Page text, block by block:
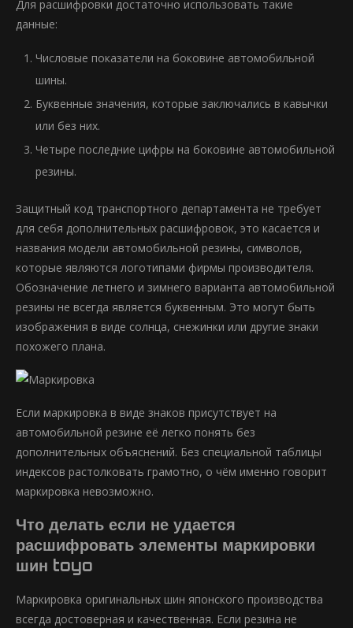
Для расшифровки достаточно использовать такие
данные:
Числовые показатели на боковине автомобильной
шины.
Буквенные значения, которые заключались в кавычки
или без них.
Четыре последние цифры на боковине автомобильной
резины.
Защитный код транспортного департамента не требует
для себя дополнительных расшифровок, это касается и
названия модели автомобильной резины, символов,
которые являются логотипами фирмы производителя.
Обозначение летнего и зимнего варианта автомобильной
резины не всегда является буквенным. Это могут быть
изображения в виде солнца, снежинки или другие знаки
похожего плана.
Если маркировка в виде знаков присутствует на
автомобильной резине её легко понять без
дополнительных объяснений. Без специальной таблицы
индексов растолковать грамотно, о чём именно говорит
маркировка невозможно.
Что делать если не удается
расшифровать элементы маркировки
шин toyo
Маркировка оригинальных шин японского производства
всегда достоверная и качественная. Если резина не